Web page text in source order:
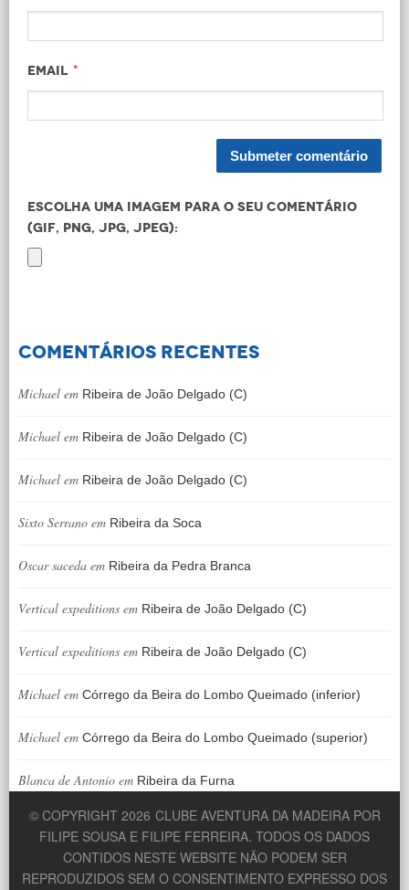
Email *
Escolha uma imagem para o seu comentário
(GIF, PNG, JPG, JPEG):
Comentários recentes
Michael em Ribeira de João Delgado (C)
Michael em Ribeira de João Delgado (C)
Michael em Ribeira de João Delgado (C)
Sixto Serrano em Ribeira da Soca
Oscar saceda em Ribeira da Pedra Branca
Vertical expeditions em Ribeira de João Delgado (C)
Vertical expeditions em Ribeira de João Delgado (C)
Michael em Córrego da Beira do Lombo Queimado (inferior)
Michael em Córrego da Beira do Lombo Queimado (superior)
Blanca de Antonio em Ribeira da Furna
© COPYRIGHT 2026 CLUBE AVENTURA DA MADEIRA POR
FILIPE SOUSA E FILIPE FERREIRA. TODOS OS DADOS
CONTIDOS NESTE WEBSITE NÃO PODEM SER
REPRODUZIDOS SEM O CONSENTIMENTO EXPRESSO DOS